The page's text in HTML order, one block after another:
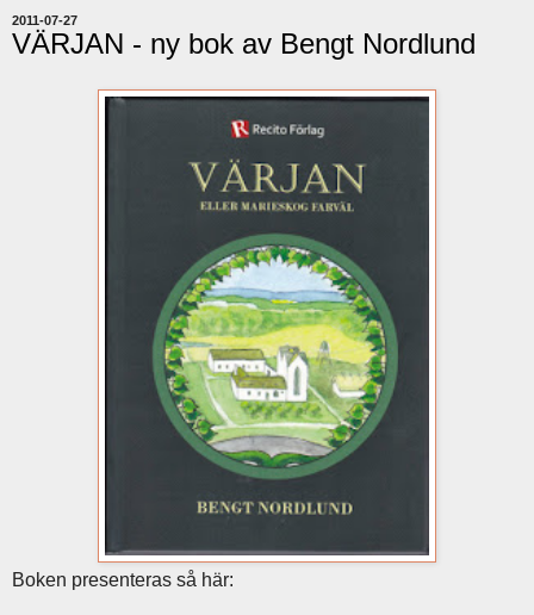
2011-07-27
VÄRJAN - ny bok av Bengt Nordlund
Boken presenteras så här: